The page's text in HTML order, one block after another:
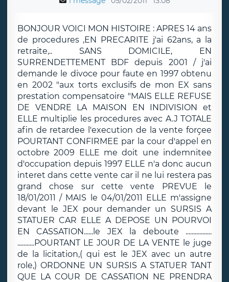
BONJOUR VOICI MON HISTOIRE : APRES 14 ans
de procedures ,EN PRECARITE j'ai 62ans, a la
retraite,.. SANS DOMICILE, EN
SURRENDETTEMENT BDF depuis 2001 / j'ai
demande le divoce pour faute en 1997 obtenu
en 2002 "aux torts exclusifs de mon EX sans
prestation compensatoire "MAIS ELLE REFUSE
DE VENDRE LA MAISON EN INDIVISION et
ELLE multiplie les procedures avec A.J TOTALE
afin de retardee l'execution de la vente forçee
POURTANT CONFIRMEE par la cour d'appel en
octobre 2009 ELLE me doit une indemnitee
d'occupation depuis 1997 ELLE n'a donc aucun
interet dans cette vente car il ne lui restera pas
grand chose sur cette vente PREVUE le
18/01/2011 / MAIS le 04/01/2011 ELLE m'assigne
devant le JEX pour demander un SURSIS A
STATUER CAR ELLE A DEPOSE UN POURVOI
EN CASSATION......le JEX la deboute .................
...........POURTANT LE JOUR DE LA VENTE le juge
de la licitation,( qui est le JEX avec un autre
role,) ORDONNE UN SURSIS A STATUER TANT
QUE LA COUR DE CASSATION NE PRENDRA